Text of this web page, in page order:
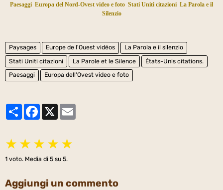
Paesaggi Europa del Nord-Ovest video e foto Stati Uniti citazioni La Parola e il
Silenzio
Paysages Europe de l'Ouest vidéos
La Parola e il silenzio
Stati Uniti citazioni
La Parole et le Silence
États-Unis citations.
Paesaggi
Europa dell'Ovest video e foto
PartagerFacebook
★ ★ ★ ★ ★
1 voto. Media di 5 su 5.
Aggiungi un commento